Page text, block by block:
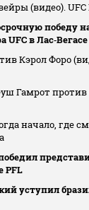
(видео). UFC
победу
в Лас‑Вегасе
Кэрол Форо
Гамрот
начало, где
PFL
уступил